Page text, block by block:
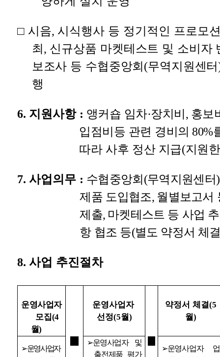
□ 시음, 시식행사 등 정기적인 프로모
최 , 신규상품 마켓테스트 및 소비자
보조사 등 수협중앙회 (무역지원센터
행
6. 지원사항 : 앵커숍 임차·장치비 , 홍보
입점비등 관련 경비의 80%
따라 사후 정산 지급(지원
7. 사업의무 : 수협중앙회 (무역지원센터
제품 도입협조, 월별보고서
제출, 마켓테스트 등 사업
항 협조 등(별도 약정서 체
8. 사업 추진절차
운영사업자
모집(4
월)
운영사업자
선정(5월)
약정서 체결(5
월)
➢운영사업자
➢운영사업자 및
출전제품 평가
➢운영사업자 업